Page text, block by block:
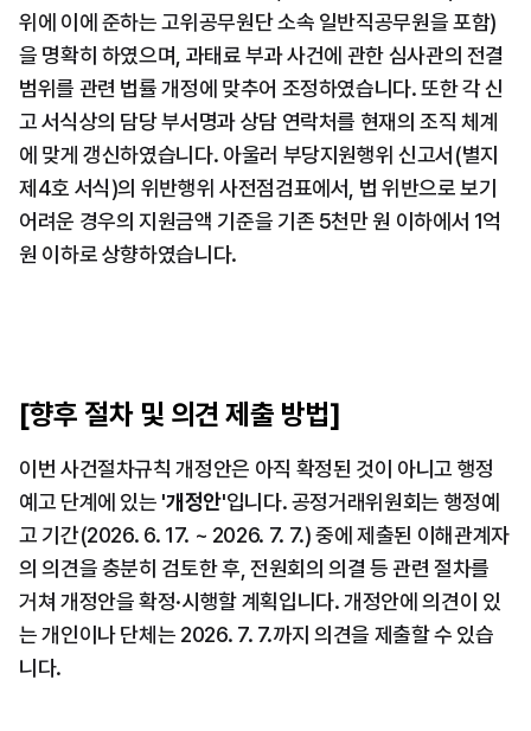
위에 이에 준하는 고위공무원단 소속 일반직공무원을 포함)
을 명확히 하였으며, 과태료 부과 사건에 관한 심사관의 전결
범위를 관련 법률 개정에 맞추어 조정하였습니다. 또한 각 신
고 서식상의 담당 부서명과 상담 연락처를 현재의 조직 체계
에 맞게 갱신하였습니다. 아울러 부당지원행위 신고서(별지
제4호 서식)의 위반행위 사전점검표에서, 법 위반으로 보기
어려운 경우의 지원금액 기준을 기존 5천만 원 이하에서 1억
원 이하로 상향하였습니다.
[향후 절차 및 의견 제출 방법]
이번 사건절차규칙 개정안은 아직 확정된 것이 아니고 행정
예고 단계에 있는 '개정안'입니다. 공정거래위원회는 행정예
고 기간(2026. 6. 17. ~ 2026. 7. 7.) 중에 제출된 이해관계자
의 의견을 충분히 검토한 후, 전원회의 의결 등 관련 절차를
거쳐 개정안을 확정·시행할 계획입니다. 개정안에 의견이 있
는 개인이나 단체는 2026. 7. 7.까지 의견을 제출할 수 있습
니다.